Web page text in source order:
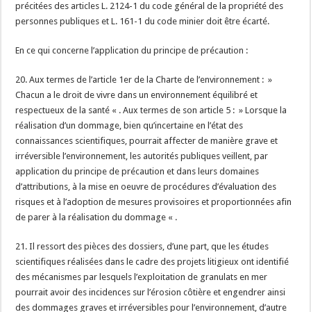
précitées des articles L. 2124-1 du code général de la propriété des
personnes publiques et L. 161-1 du code minier doit être écarté.
En ce qui concerne l’application du principe de précaution :
20. Aux termes de l’article 1er de la Charte de l’environnement : »
Chacun a le droit de vivre dans un environnement équilibré et
respectueux de la santé « . Aux termes de son article 5 : » Lorsque la
réalisation d’un dommage, bien qu’incertaine en l’état des
connaissances scientifiques, pourrait affecter de manière grave et
irréversible l’environnement, les autorités publiques veillent, par
application du principe de précaution et dans leurs domaines
d’attributions, à la mise en oeuvre de procédures d’évaluation des
risques et à l’adoption de mesures provisoires et proportionnées afin
de parer à la réalisation du dommage « .
21. Il ressort des pièces des dossiers, d’une part, que les études
scientifiques réalisées dans le cadre des projets litigieux ont identifié
des mécanismes par lesquels l’exploitation de granulats en mer
pourrait avoir des incidences sur l’érosion côtière et engendrer ainsi
des dommages graves et irréversibles pour l’environnement, d’autre